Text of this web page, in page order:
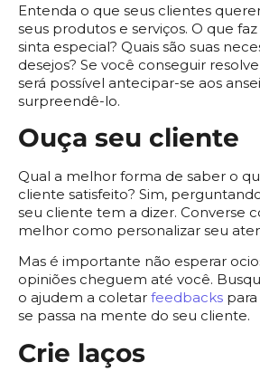
Entenda o que seus clientes
seus produtos e serviços. O que
sinta especial? Quais são suas
desejos? Se você conseguir
será possível antecipar-se aos
surpreendê-lo.
Ouça seu cliente
Qual a melhor forma de saber o
cliente satisfeito? Sim,
seu cliente tem a dizer. Converse
melhor como personalizar seu
Mas é importante não esperar
opiniões cheguem até você.
o ajudem a coletar feedbacks
se passa na mente do seu cliente.
Crie laços